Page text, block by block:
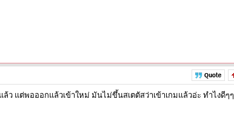
แต่พอออกแล้วเข้าใหม่ มันไม่ขึ้นสเตตัสว่าเข้าเกมแล้วอ่ะ ทำไงดีๆๆ